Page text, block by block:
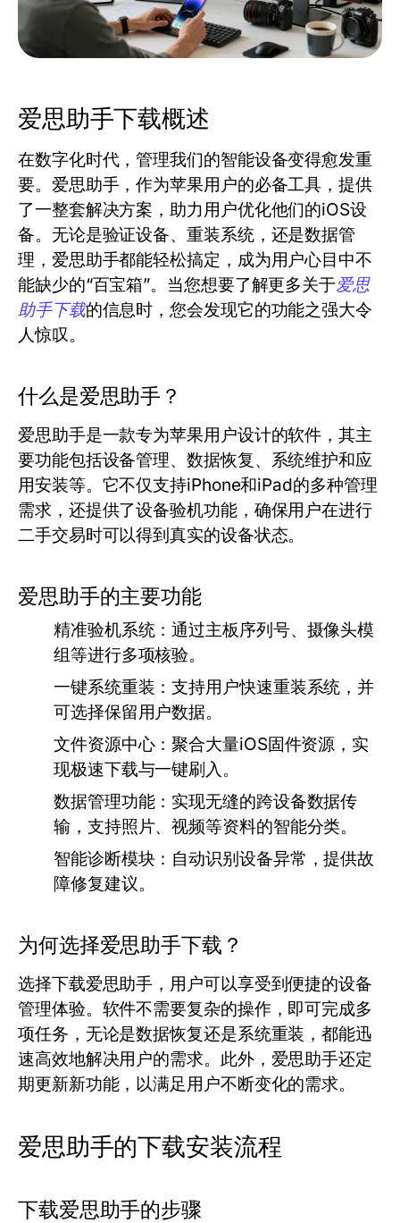
爱思助手下载概述
在数字化时代，管理我们的智能设备变得愈发重
要。爱思助手，作为苹果用户的必备工具，提供
了一整套解决方案，助力用户优化他们的iOS设
备。无论是验证设备、重装系统，还是数据管
理，爱思助手都能轻松搞定，成为用户心目中不
能缺少的“百宝箱”。当您想要了解更多关于爱思
助手下载的信息时，您会发现它的功能之强大令
人惊叹。
什么是爱思助手？
爱思助手是一款专为苹果用户设计的软件，其主
要功能包括设备管理、数据恢复、系统维护和应
用安装等。它不仅支持iPhone和iPad的多种管理
需求，还提供了设备验机功能，确保用户在进行
二手交易时可以得到真实的设备状态。
爱思助手的主要功能
精准验机系统：通过主板序列号、摄像头模
组等进行多项核验。
一键系统重装：支持用户快速重装系统，并
可选择保留用户数据。
文件资源中心：聚合大量iOS固件资源，实
现极速下载与一键刷入。
数据管理功能：实现无缝的跨设备数据传
输，支持照片、视频等资料的智能分类。
智能诊断模块：自动识别设备异常，提供故
障修复建议。
为何选择爱思助手下载？
选择下载爱思助手，用户可以享受到便捷的设备
管理体验。软件不需要复杂的操作，即可完成多
项任务，无论是数据恢复还是系统重装，都能迅
速高效地解决用户的需求。此外，爱思助手还定
期更新新功能，以满足用户不断变化的需求。
爱思助手的下载安装流程
下载爱思助手的步骤